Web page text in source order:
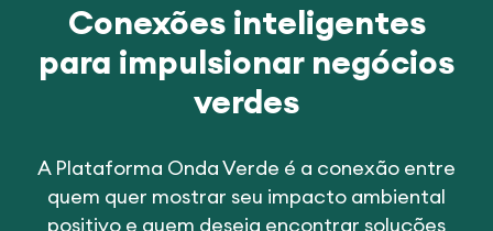
Conexões inteligentes
para impulsionar negócios
verdes
A Plataforma Onda Verde é a conexão entre
quem quer mostrar seu impacto ambiental
positivo e quem deseja encontrar soluções